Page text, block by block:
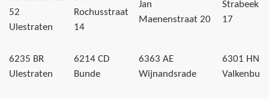
52
Ulestraten
Rochusstraat
14
Jan
Maenenstraat 20
Strabeek
17
6235 BR
Ulestraten
6214 CD
Bunde
6363 AE
Wijnandsrade
6301 HN
Valkenburg